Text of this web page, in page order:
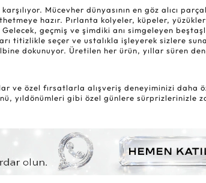
Mücevher dünyasının en göz alıcı
hazır. Pırlanta kolyeler, küpeler,
Gelecek, geçmiş ve şimdiki anı simgeleyen
seçer ve ustalıkla işleyerek sizlere
dokunuyor. Üretilen her ürün, yıllar süren
özel fırsatlarla alışveriş deneyiminizi daha
yıldönümleri gibi özel günlere sürprizlerinizle